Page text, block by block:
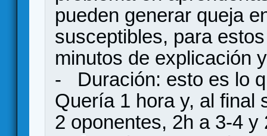
pueden generar queja
susceptibles, para
minutos de explicación
- Duración: esto es lo
Quería 1 hora y, al final
2 oponentes, 2h a 3-4 y